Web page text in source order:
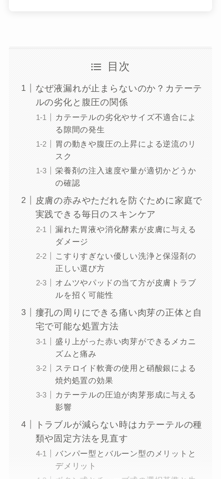
目次
なぜ液漏れが止まらないのか？カテーテ
ルの劣化と腹圧の関係
カテーテルの劣化やサイズ不適合によ
る隙間の発生
胃の動きや腹圧の上昇による逆流のリ
スク
栄養剤の注入速度や量が適切かどうか
の確認
皮膚の赤みやただれを防ぐために家庭で
実践できる毎日のスキンケア
漏れた胃液や消化酵素が皮膚に与える
ダメージ
こすりすぎない優しい洗浄と保湿剤の
正しい選び方
オムツやパッドの当て方が皮膚トラブ
ルを招く可能性
瘻孔の周りにできる痛い肉芽の正体と自
宅で可能な処置方法
盛り上がった赤い肉芽ができるメカニ
ズムと痛み
ステロイド軟膏の使用と硝酸銀による
焼灼処置の効果
カテーテルの圧迫が肉芽形成に与える
影響
トラブルが減らない時はカテーテルの種
類や固定方法を見直す
バンパー型とバルーン型のメリットと
デメリット